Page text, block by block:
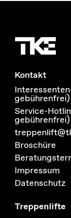
Kontakt
gebührenfrei)
Service-
gebührenfrei)
Broschüre
Impressum
Datenschutz
Treppenlifte